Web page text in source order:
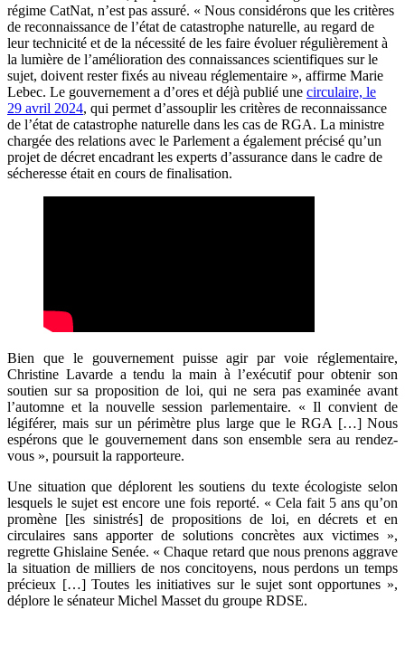
régime CatNat, n’est pas assuré. « Nous considérons que les critères
de reconnaissance de l’état de catastrophe naturelle, au regard de
leur technicité et de la nécessité de les faire évoluer régulièrement à
la lumière de l’amélioration des connaissances scientifiques sur le
sujet, doivent rester fixés au niveau réglementaire », affirme Marie
Lebec. Le gouvernement a d’ores et déjà publié une circulaire, le
29 avril 2024, qui permet d’assouplir les critères de reconnaissance
de l’état de catastrophe naturelle dans les cas de RGA. La ministre
chargée des relations avec le Parlement a également précisé qu’un
projet de décret encadrant les experts d’assurance dans le cadre de
sécheresse était en cours de finalisation.
Bien que le gouvernement puisse agir par voie réglementaire,
Christine Lavarde a tendu la main à l’exécutif pour obtenir son
soutien sur sa proposition de loi, qui ne sera pas examinée avant
l’automne et la nouvelle session parlementaire. « Il convient de
légiférer, mais sur un périmètre plus large que le RGA […] Nous
espérons que le gouvernement dans son ensemble sera au rendez-
vous », poursuit la rapporteure.
Une situation que déplorent les soutiens du texte écologiste selon
lesquels le sujet est encore une fois reporté. « Cela fait 5 ans qu’on
promène [les sinistrés] de propositions de loi, en décrets et en
circulaires sans apporter de solutions concrètes aux victimes »,
regrette Ghislaine Senée. « Chaque retard que nous prenons aggrave
la situation de milliers de nos concitoyens, nous perdons un temps
précieux […] Toutes les initiatives sur le sujet sont opportunes »,
déplore le sénateur Michel Masset du groupe RDSE.